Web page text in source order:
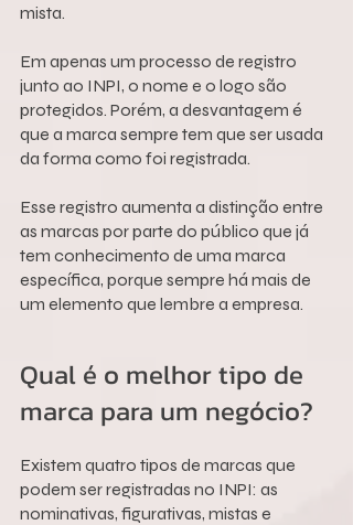
mista.
Em apenas um processo de registro
junto ao INPI, o nome e o logo são
protegidos. Porém, a desvantagem é
que a marca sempre tem que ser usada
da forma como foi registrada.
Esse registro aumenta a distinção entre
as marcas por parte do público que já
tem conhecimento de uma marca
específica, porque sempre há mais de
um elemento que lembre a empresa.
Qual é o melhor tipo de
marca para um negócio?
Existem quatro tipos de marcas que
podem ser registradas no INPI: as
nominativas, figurativas, mistas e